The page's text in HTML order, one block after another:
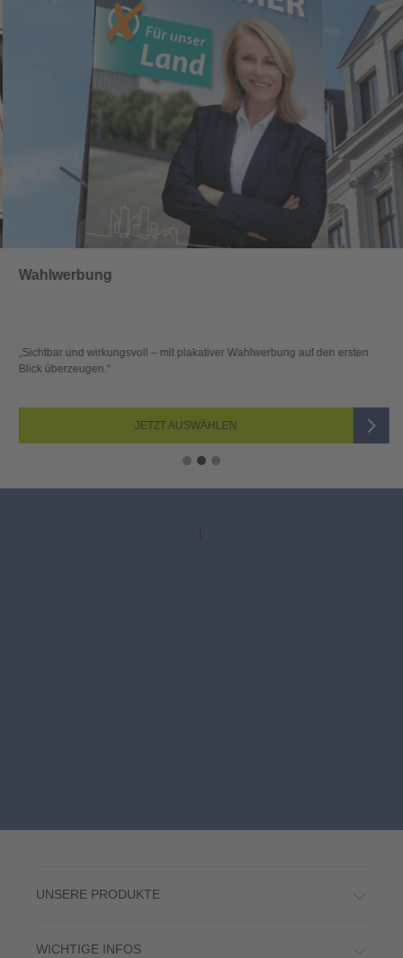
Wahlwerbung
„Sichtbar und wirkungsvoll – mit plakativer Wahlwerbung auf den ersten
Blick überzeugen.“
JETZT AUSWÄHLEN
UNSERE PRODUKTE
WICHTIGE INFOS